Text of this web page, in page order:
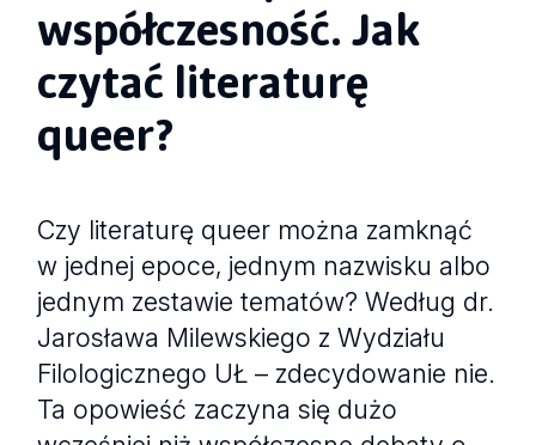
współczesność. Jak
czytać literaturę
queer?
Czy literaturę queer można zamknąć
w jednej epoce, jednym nazwisku albo
jednym zestawie tematów? Według dr.
Jarosława Milewskiego z Wydziału
Filologicznego UŁ – zdecydowanie nie.
Ta opowieść zaczyna się dużo